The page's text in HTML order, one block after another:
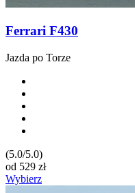
Ferrari F430
Jazda po Torze
(5.0/5.0)
od 529 zł
Wybierz